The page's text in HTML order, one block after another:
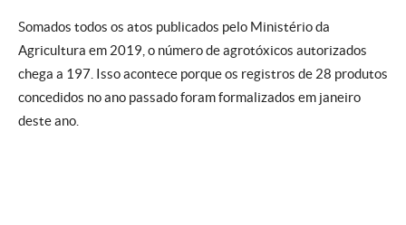
Somados todos os atos publicados pelo Ministério da
Agricultura em 2019, o número de agrotóxicos autorizados
chega a 197. Isso acontece porque os registros de 28 produtos
concedidos no ano passado foram formalizados em janeiro
deste ano.